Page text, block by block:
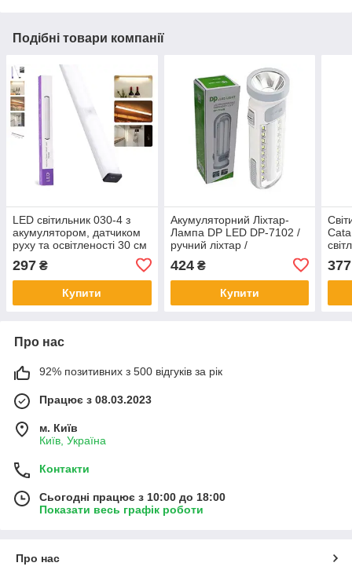
Подібні товари компанії
LED світильник 030-4 з
акумулятором, датчиком
руху та освітленості 30 см
сріблястий
297 ₴
Купити
Акумуляторний Ліхтар-
Лампа DP LED DP-7102 /
ручний ліхтар /
портативний світильник /
ліхтар
424₴
Купити
377
Про нас
92% позитивних з 500 відгуків за рік
Працює з 08.03.2023
м. Київ
Київ, Україна
Контакти
Сьогодні працює з 10:00 до 18:00
Показати весь графік роботи
Про нас